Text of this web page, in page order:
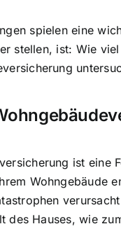
spielen eine
stellen, ist: Wie
ist
Wohngebäude
des Hauses, wie